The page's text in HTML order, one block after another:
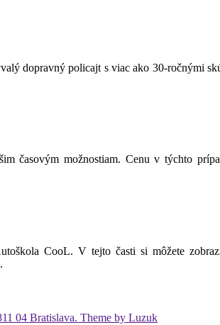
dopravný policajt s viac ako 30-ročnými
časovým možnostiam. Cenu v týchto
CooL. V tejto časti si môžete
04 Bratislava. Theme by Luzuk